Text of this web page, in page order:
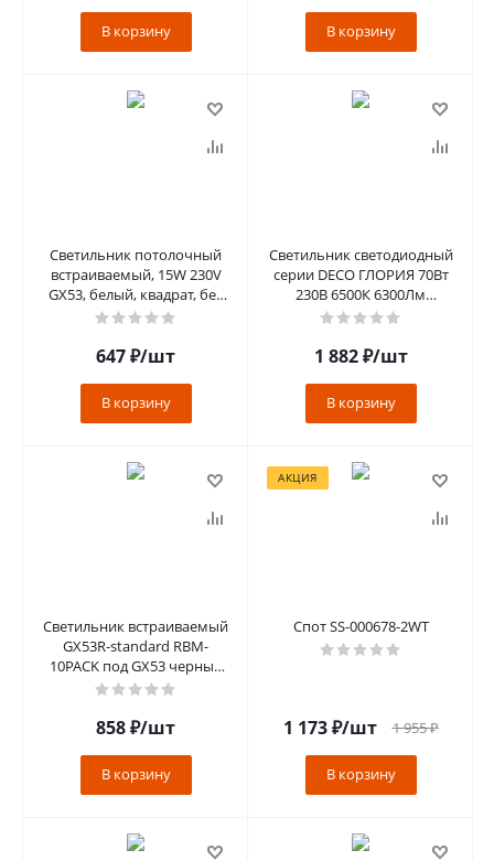
В корзину В корзину
Светильник потолочный
встраиваемый, 15W 230V
GX53, белый, квадрат, без
лампы, DL501
647₽/шт
В корзину
Светильник светодиодный
серии DECO ГЛОРИЯ 70Вт
230В 6500К 6300Лм
483х67мм IN HOME
1 882₽/шт
В корзину
Светильник встраиваемый
GX53R-standard RBM-
10PACK под GX53 черный
матовый (10 шт./упак.) IN
858₽/шт
В корзину
АКЦИЯ
Спот SS-000678-2WT
1 173₽/шт 1 955₽
В корзину